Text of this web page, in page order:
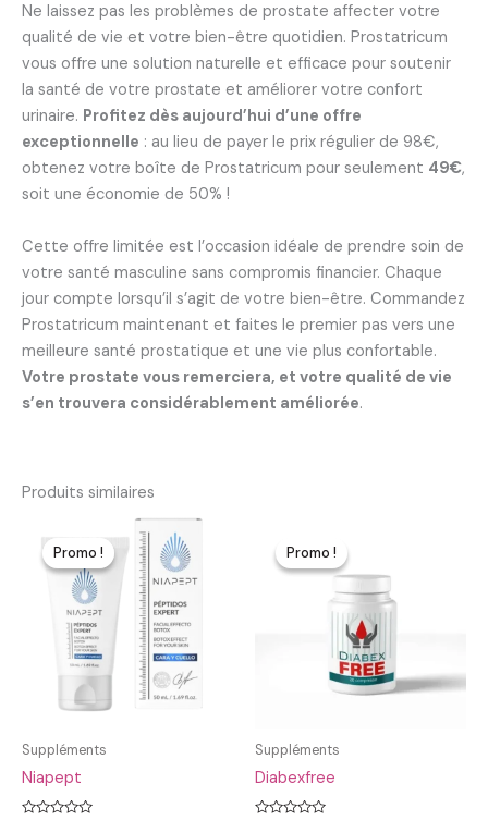
Ne laissez pas les problèmes de prostate affecter votre
qualité de vie et votre bien-être quotidien. Prostatricum
vous offre une solution naturelle et efficace pour soutenir
la santé de votre prostate et améliorer votre confort
urinaire. Profitez dès aujourd’hui d’une offre
exceptionnelle : au lieu de payer le prix régulier de 98€,
obtenez votre boîte de Prostatricum pour seulement 49€,
soit une économie de 50% !
Cette offre limitée est l’occasion idéale de prendre soin de
votre santé masculine sans compromis financier. Chaque
jour compte lorsqu’il s’agit de votre bien-être. Commandez
Prostatricum maintenant et faites le premier pas vers une
meilleure santé prostatique et une vie plus confortable.
Votre prostate vous remerciera, et votre qualité de vie
s’en trouvera considérablement améliorée.
Produits similaires
Promo !
Promo !
Suppléments
Niapept
Promo !
Promo !
Suppléments
Diabexfree